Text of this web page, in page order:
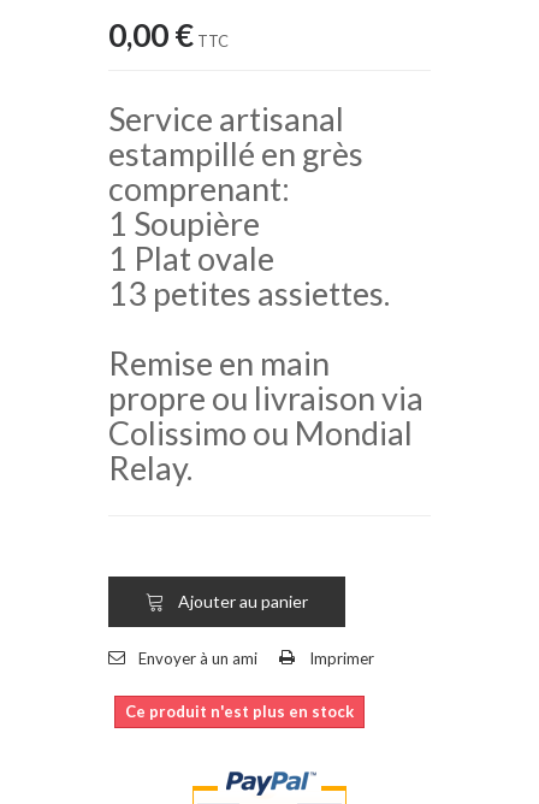
0,00 € TTC
Service artisanal
estampillé en grès
comprenant:
1 Soupière
1 Plat ovale
13 petites assiettes.
Remise en main
propre ou livraison via
Colissimo ou Mondial
Relay.
Ajouter au panier
Envoyer à un ami Imprimer
Ce produit n'est plus en stock